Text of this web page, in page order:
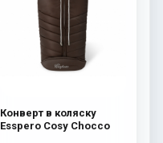
Конверт в коляску
Esspero Cosy Chocco